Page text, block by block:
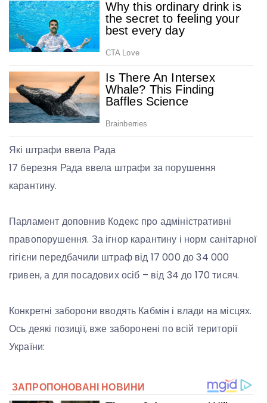
Які штрафи ввела Рада
17 березня Рада ввела штрафи за порушення
карантину.
Парламент доповнив Кодекс про адміністративні
правопорушення. За ігнор карантину і норм санітарної
гігієни передбачили штраф від 17 000 до 34 000
гривен, а для посадових осіб – від 34 до 170 тисяч.
Конкретні заборони вводять Кабмін і влади на місцях.
Ось деякі позиції, вже заборонені по всій території
України: